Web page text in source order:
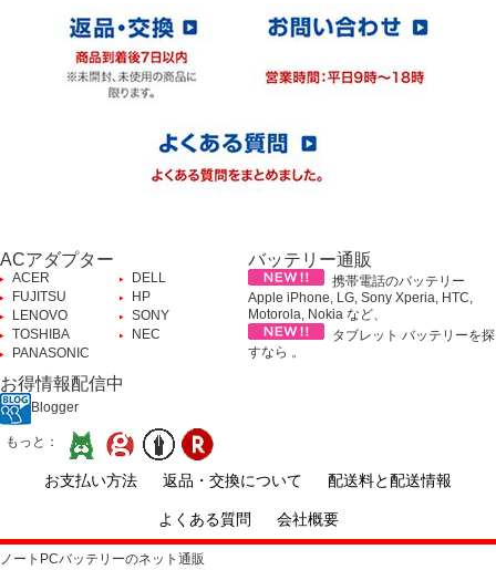
ACアダプター
ACER
DELL
FUJITSU
HP
LENOVO
SONY
TOSHIBA
NEC
PANASONIC
バッテリー通販
携帯電話のバッテリー
Apple iPhone, LG, Sony Xperia, HTC,
Motorola, Nokia など、
タブレット バッテリーを探
すなら 。
お得情報配信中
Blogger
もっと：
お支払い方法 返品・交換について 配送料と配送情報
よくある質問 会社概要
ノートPCバッテリーのネット通販